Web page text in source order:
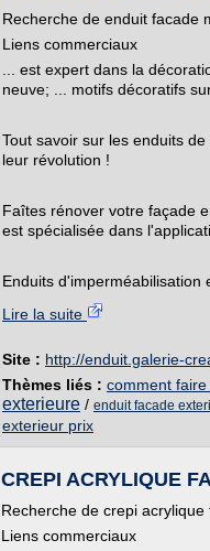
Recherche de enduit facade
Liens commerciaux
... est expert dans la
neuve; ... motifs décoratifs
Tout savoir sur les enduits
leur révolution !
Faîtes rénover votre façade
est spécialisée dans
Enduits d'imperméabilisation
Lire la suite
Site : http://enduit.galerie-
Thèmes liés : comment
exterieure / enduit facade
exterieur prix
CREPI ACRYLIQUE
Recherche de crepi
Liens commerciaux